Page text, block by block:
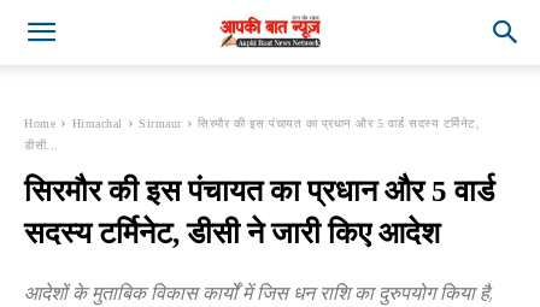
Home Himachal Sirmaur
सिरमौर की इस पंचायत का प्रधान और 5 वार्ड सदस्य टर्मिनेट,
डीसी...
सिरमौर की इस पंचायत का प्रधान और 5 वार्ड
सदस्य टर्मिनेट, डीसी ने जारी किए आदेश
आदेशों के मुताबिक विकास कार्यों में जिस धन राशि का दुरुपयोग किया है,